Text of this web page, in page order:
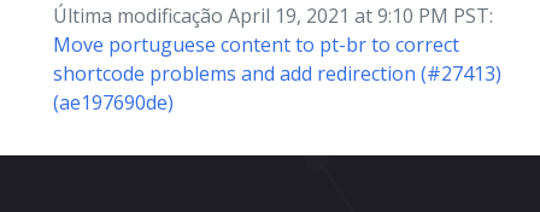
Última modificação April 19, 2021 at 9:10 PM PST:
Move portuguese content to pt-br to correct
shortcode problems and add redirection (#27413)
(ae197690de)